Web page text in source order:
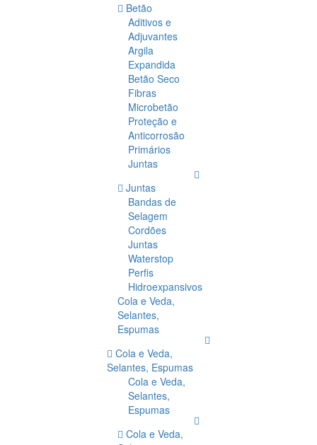
Betão
Aditivos e
Adjuvantes
Argila
Expandida
Betão Seco
Fibras
Microbetão
Proteção e
Anticorrosão
Primários
Juntas
Juntas
Bandas de
Selagem
Cordões
Juntas
Waterstop
Perfis
Hidroexpansivos
Cola e Veda,
Selantes,
Espumas
Cola e Veda,
Selantes, Espumas
Cola e Veda,
Selantes,
Espumas
Cola e Veda,